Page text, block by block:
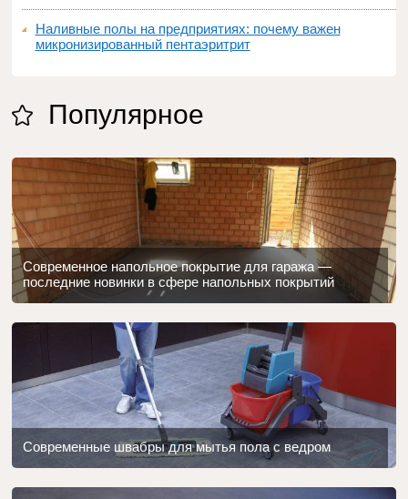
Наливные полы на предприятиях: почему важен
микронизированный пентаэритрит
Популярное
Современное напольное покрытие для гаража —
последние новинки в сфере напольных покрытий
Современные швабры для мытья пола с ведром